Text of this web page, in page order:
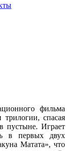
фильма
спасая
пустыне. Играет
в первых двух
Матата», что